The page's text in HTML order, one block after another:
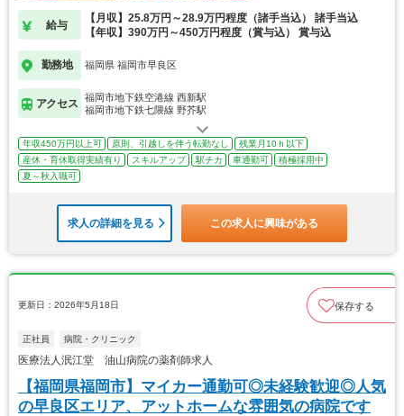
給与
【月収】25.8万円～28.9万円程度（諸手当込） 諸手当込
【年収】390万円～450万円程度（賞与込） 賞与込
勤務地 福岡県 福岡市早良区
アクセス
福岡市地下鉄空港線 西新駅
福岡市地下鉄七隈線 野芥駅
年収450万円以上可 原則、引越しを伴う転勤なし
残業月10ｈ以下
産休・育休取得実績有り
スキルアップ 駅チカ 車通勤可
積極採用中
夏～秋入職可
求人の詳細を見る この求人に興味がある
更新日：2026年5月18日 保存する
正社員 病院・クリニック
医療法人泯江堂 油山病院の薬剤師求人
【福岡県福岡市】マイカー通勤可◎未経験歓迎◎人気
の早良区エリア、アットホームな雰囲気の病院です